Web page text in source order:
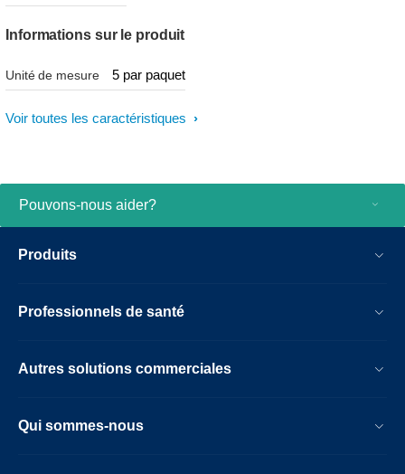
Informations sur le produit
Unité de mesure 5 par paquet
Voir toutes les caractéristiques
Pouvons-nous aider?
Produits
Professionnels de santé
Autres solutions commerciales
Qui sommes-nous